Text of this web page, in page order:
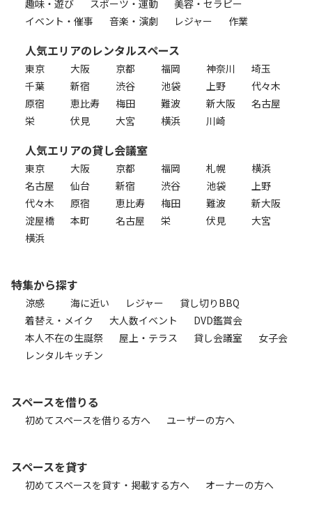
趣味・遊び
スポーツ・運動
美容・セラピー
イベント・催事
音楽・演劇 レジャー 作業
人気エリアのレンタルスペース
東京 大阪 京都 福岡 神奈川
埼玉
千葉
新宿 渋谷 池袋 上野
代々木
原宿
恵比寿 梅田 難波 新大阪
名古屋
栄
伏見 大宮 横浜 川崎
人気エリアの貸し会議室
東京 大阪 京都 福岡 札幌
横浜
名古屋
仙台 新宿 渋谷 池袋
上野
代々木
原宿 恵比寿 梅田 難波
新大阪
淀屋橋
本町 名古屋 栄 伏見
大宮
横浜
特集から探す
涼感 海に近い レジャー
貸し切りBBQ
着替え・メイク
大人数イベント
DVD鑑賞会
本人不在の生誕祭
屋上・テラス 貸し会議室
女子会
レンタルキッチン
スペースを借りる
初めてスペースを借りる方へ ユーザーの方へ
スペースを貸す
初めてスペースを貸す・掲載する方へ オーナーの方へ